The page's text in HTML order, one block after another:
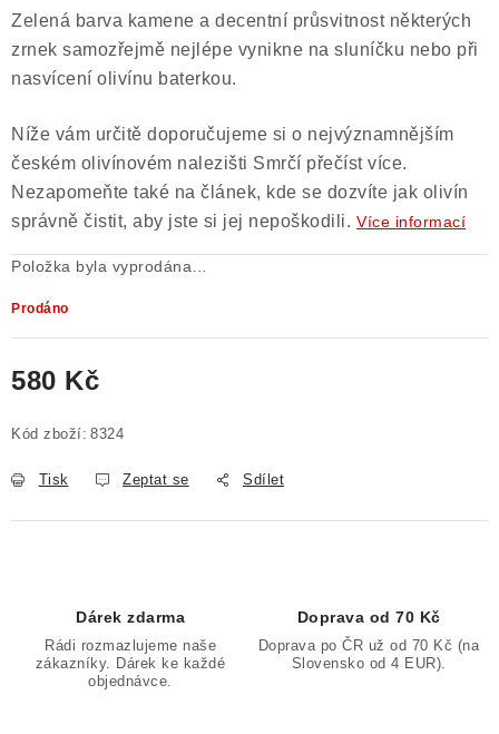
Zelená barva kamene a decentní průsvitnost některých
zrnek samozřejmě nejlépe vynikne na sluníčku nebo při
nasvícení olivínu baterkou.
Níže vám určitě doporučujeme si o nejvýznamnějším
českém olivínovém nalezišti Smrčí přečíst více.
Nezapomeňte také na článek, kde se dozvíte jak olivín
správně čistit, aby jste si jej nepoškodili. Více informací
Položka byla vyprodána…
Prodáno
580 Kč
Kód zboží: 8324
Tisk Zeptat se Sdílet
Dárek zdarma
Rádi rozmazlujeme naše
zákazníky. Dárek ke každé
objednávce.
Doprava od 70 Kč
Doprava po ČR už od 70 Kč (na
Slovensko od 4 EUR).